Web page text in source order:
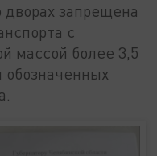
запрещена
с
массой более 3,5